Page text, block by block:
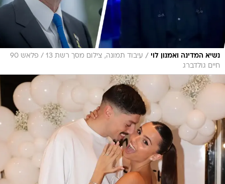
נשיא המדינה ואמנון לוי /
עיבוד תמונה, צילום מסך רשת 13 / פלאש 90
חיים גולדברג